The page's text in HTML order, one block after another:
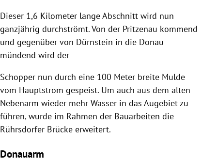
Dieser 1,6 Kilometer lange Abschnitt wird nun
ganzjährig durchströmt. Von der Pritzenau kommend
und gegenüber von Dürnstein in die Donau
mündend wird der
Schopper nun durch eine 100 Meter breite Mulde
vom Hauptstrom gespeist. Um auch aus dem alten
Nebenarm wieder mehr Wasser in das Augebiet zu
führen, wurde im Rahmen der Bauarbeiten die
Rührsdorfer Brücke erweitert.
Donauarm